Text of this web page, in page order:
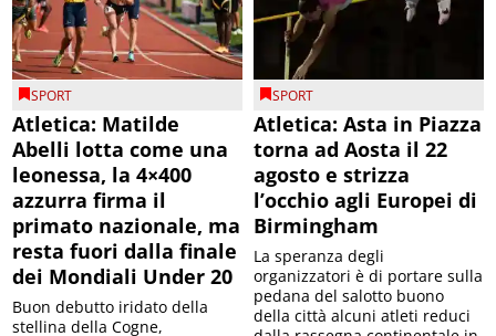
SPORT
Atletica: Matilde
Abelli lotta come una
leonessa, la 4×400
azzurra firma il
primato nazionale, ma
resta fuori dalla finale
dei Mondiali Under 20
Buon debutto iridato della
stellina della Cogne,
SPORT
Atletica: Asta in Piazza
torna ad Aosta il 22
agosto e strizza
l’occhio agli Europei di
Birmingham
La speranza degli
organizzatori è di portare sulla
pedana del salotto buono
della città alcuni atleti reduci